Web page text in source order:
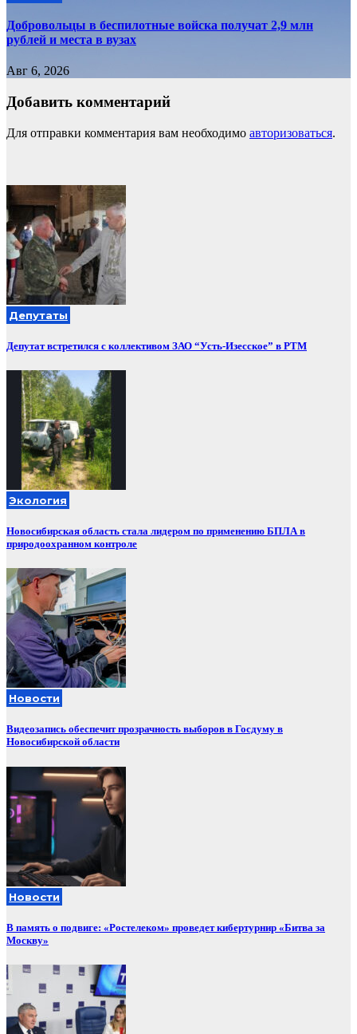
Добровольцы в беспилотные войска получат 2,9 млн
рублей и места в вузах
Авг 6, 2026
Добавить комментарий
Для отправки комментария вам необходимо авторизоваться.
Депутаты
Депутат встретился с коллективом ЗАО “Усть-Изесское” в РТМ
Экология
Новосибирская область стала лидером по применению БПЛА в
природоохранном контроле
Новости
Видеозапись обеспечит прозрачность выборов в Госдуму в
Новосибирской области
Новости
В память о подвиге: «Ростелеком» проведет кибертурнир «Битва за
Москву»